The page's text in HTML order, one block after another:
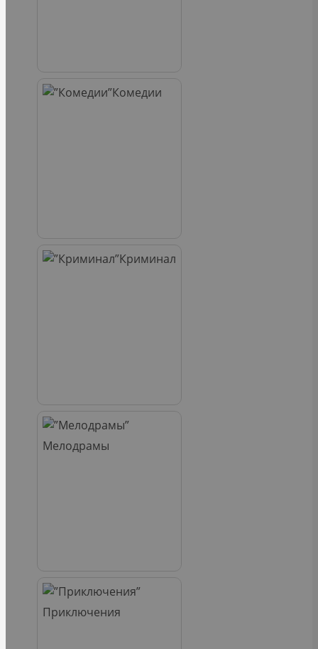
Комедии
Криминал
Мелодрамы
Приключения